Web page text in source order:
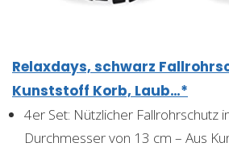
Relaxdays, schwarz
Kunststoff Korb, Laub…*
4er Set: Nützlicher Fallrohrschutz
Durchmesser von 13 cm – Aus